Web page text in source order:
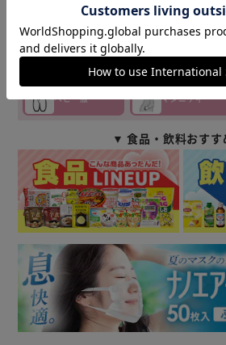
おもちゃ
ベビーケア・
ベビー布団・
ベビー服 マタニティ
▼ 食品・飲料おす